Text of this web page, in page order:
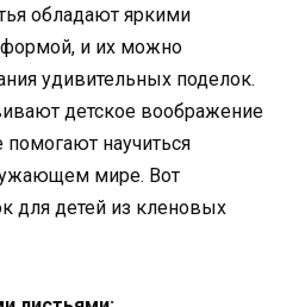
обладают яркими
и их можно
удивительных поделок.
детское воображение
помогают научиться
мире. Вот
для детей из кленовых